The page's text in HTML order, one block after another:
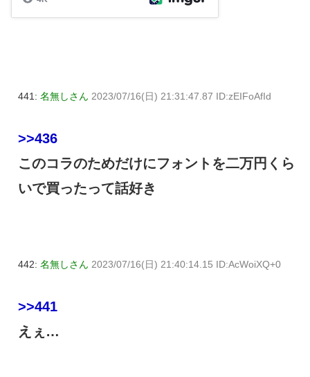
441: 名無しさん 2023/07/16(日) 21:31:47.87 ID:zEIFoAfId
>>436
このコラのためだけにフォントを二万円くら
いで買ったって話好き
442: 名無しさん 2023/07/16(日) 21:40:14.15 ID:AcWoiXQ+0
>>441
えぇ…